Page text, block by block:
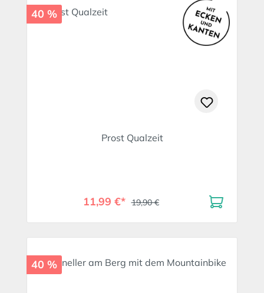
40 %
Prost Qualzeit
11,99 €* 19,90 €
40 %